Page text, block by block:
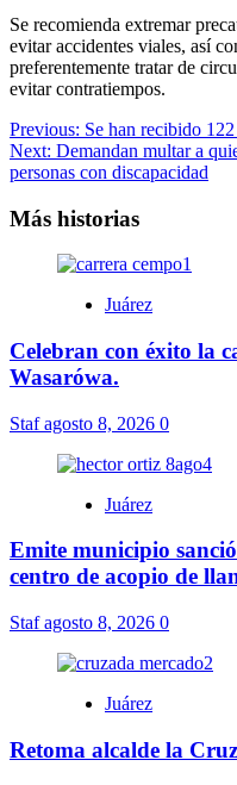
Se recomienda extremar
evitar accidentes viales, así
preferentemente tratar de
evitar contratiempos.
Navegación
de
Previous: Se han recibido
Next: Demandan multar a
personas con discapacidad
Más historias
Juárez
Celebran con éxito la
Wasarówa.
Stafagosto 8, 2026 0
Juárez
Emite municipio
centro de acopio de
Stafagosto 8, 2026 0
Juárez
Retoma alcalde la